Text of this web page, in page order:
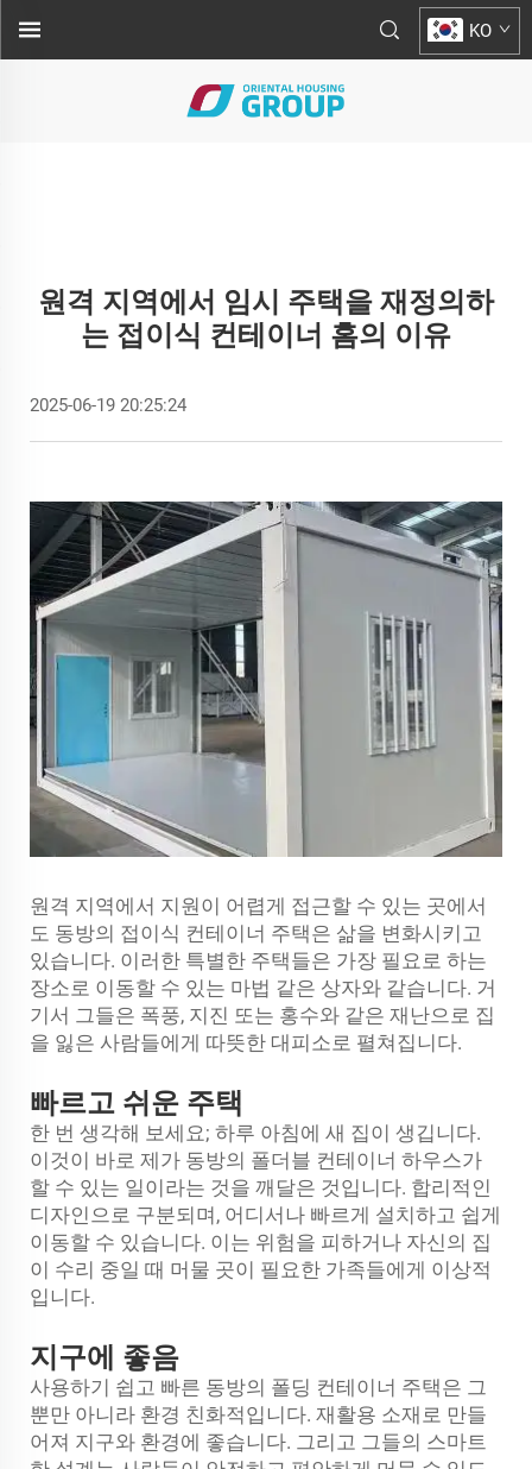
KO
원격 지역에서 임시 주택을 재정의하
는 접이식 컨테이너 홈의 이유
2025-06-19 20:25:24
원격 지역에서 지원이 어렵게 접근할 수 있는 곳에서
도 동방의 접이식 컨테이너 주택은 삶을 변화시키고
있습니다. 이러한 특별한 주택들은 가장 필요로 하는
장소로 이동할 수 있는 마법 같은 상자와 같습니다. 거
기서 그들은 폭풍, 지진 또는 홍수와 같은 재난으로 집
을 잃은 사람들에게 따뜻한 대피소로 펼쳐집니다.
빠르고 쉬운 주택
한 번 생각해 보세요; 하루 아침에 새 집이 생깁니다.
이것이 바로 제가 동방의 폴더블 컨테이너 하우스가
할 수 있는 일이라는 것을 깨달은 것입니다. 합리적인
디자인으로 구분되며, 어디서나 빠르게 설치하고 쉽게
이동할 수 있습니다. 이는 위험을 피하거나 자신의 집
이 수리 중일 때 머물 곳이 필요한 가족들에게 이상적
입니다.
지구에 좋음
사용하기 쉽고 빠른 동방의 폴딩 컨테이너 주택은 그
뿐만 아니라 환경 친화적입니다. 재활용 소재로 만들
어져 지구와 환경에 좋습니다. 그리고 그들의 스마트